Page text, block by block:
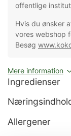
offentlige
Hvis du ønsker
vores webshop
Besøg
Mere information
Ingredienser
Allergener